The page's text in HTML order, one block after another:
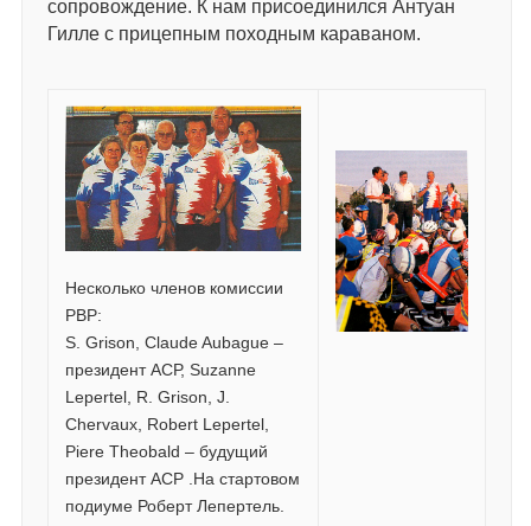
сопровождение. К нам присоединился Антуан
Гилле с прицепным походным караваном.
Несколько членов комиссии
РВР:
S. Grison, Claude Aubague –
президент АСР, Suzanne
Lepertel, R. Grison, J.
Chervaux, Robert Lepertel,
Piere Theobald – будущий
президент АСР .На стартовом
подиуме Роберт Лепертель.